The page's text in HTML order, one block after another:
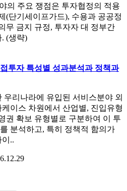
의 주요 쟁점은 투자협정의 적용
(단기세이프가드), 수용과 공공정
무 금지 규정, 투자자 대 정부간
(생략)
투자 특성별 성과분석과 정책과
우리나라에 유입된 서비스분야 외
이스 차원에서 산업별, 진입유형
권 확보 유형별로 구분하여 이 투
분석하고, 특히 정책적 함의가
..